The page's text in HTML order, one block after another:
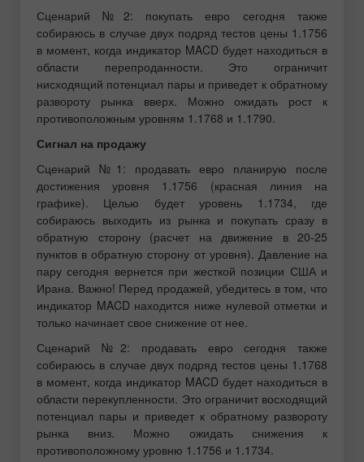
Сценарий №2: покупать евро сегодня также
собираюсь в случае двух подряд тестов цены 1.1756
в момент, когда индикатор MACD будет находиться в
области перепроданности. Это ограничит
нисходящий потенциал пары и приведет к обратному
развороту рынка вверх. Можно ожидать рост к
противоположным уровням 1.1768 и 1.1790.
Сигнал на продажу
Сценарий №1: продавать евро планирую после
достижения уровня 1.1756 (красная линия на
графике). Целью будет уровень 1.1734, где
собираюсь выходить из рынка и покупать сразу в
обратную сторону (расчет на движение в 20-25
пунктов в обратную сторону от уровня). Давление на
пару сегодня вернется при жесткой позиции США и
Ирана. Важно! Перед продажей, убедитесь в том, что
индикатор MACD находится ниже нулевой отметки и
только начинает свое снижение от нее.
Сценарий №2: продавать евро сегодня также
собираюсь в случае двух подряд тестов цены 1.1768
в момент, когда индикатор MACD будет находиться в
области перекупленности. Это ограничит восходящий
потенциал пары и приведет к обратному развороту
рынка вниз. Можно ожидать снижения к
противоположному уровню 1.1756 и 1.1734.